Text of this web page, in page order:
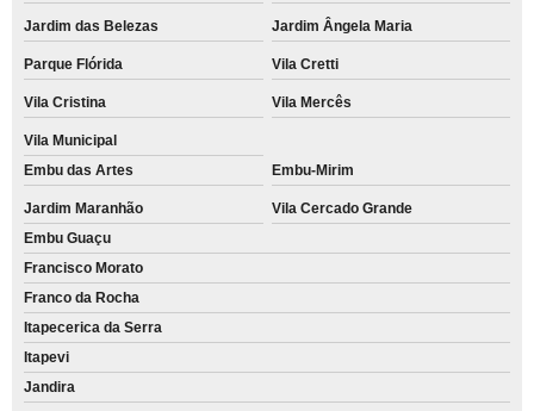
Jardim das Belezas Jardim Ângela Maria
Parque Flórida Vila Cretti
Vila Cristina Vila Mercês
Vila Municipal
Embu das Artes
Embu-Mirim
Jardim Maranhão
Vila Cercado Grande
Embu Guaçu
Francisco Morato
Franco da Rocha
Itapecerica da Serra
Itapevi
Jandira